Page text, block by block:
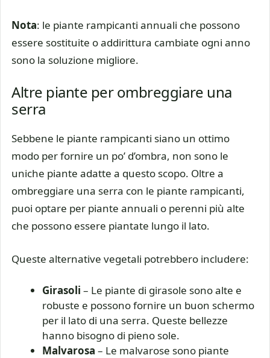
Nota: le piante rampicanti annuali che possono
essere sostituite o addirittura cambiate ogni anno
sono la soluzione migliore.
Altre piante per ombreggiare una
serra
Sebbene le piante rampicanti siano un ottimo
modo per fornire un po’ d’ombra, non sono le
uniche piante adatte a questo scopo. Oltre a
ombreggiare una serra con le piante rampicanti,
puoi optare per piante annuali o perenni più alte
che possono essere piantate lungo il lato.
Queste alternative vegetali potrebbero includere:
Girasoli – Le piante di girasole sono alte e
robuste e possono fornire un buon schermo
per il lato di una serra. Queste bellezze
hanno bisogno di pieno sole.
Malvarosa – Le malvarose sono piante